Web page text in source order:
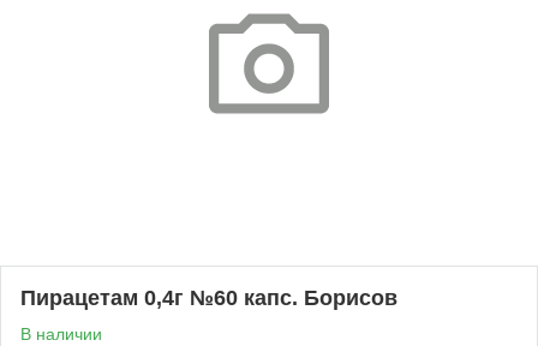
Пирацетам 0,4г №60 капс. Борисов
В наличии